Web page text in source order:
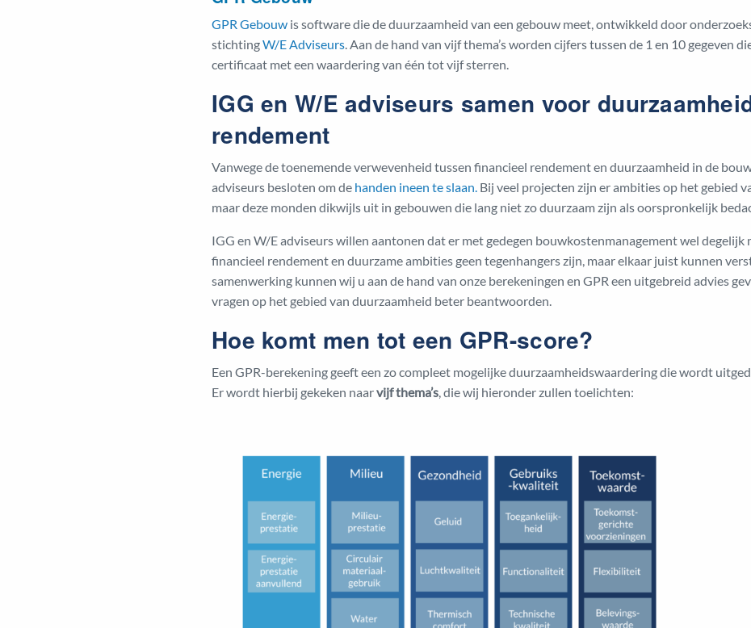
GPR Gebouw is software die de duurzaamheid van een gebouw meet, ontwikkeld door
stichtingW/E Adviseurs. Aan de hand van vijf thema’s worden cijfers tussen de 1 en 10 gegeven
certificaat met een waardering van één tot vijf sterren.
IGG en W/E adviseurs samen voor
rendement
Vanwege de toenemende verwevenheid tussen financieel rendement en duurzaamheid in de
adviseurs besloten om de handen ineen te slaan. Bij veel projecten zijn er ambities op het gebied
maar deze monden dikwijls uit in gebouwen die lang niet zo duurzaam zijn als oorspronkelijk
IGG en W/E adviseurs willen aantonen dat er met gedegen bouwkostenmanagement wel degelijk
financieel rendement en duurzame ambities geen tegenhangers zijn, maar elkaar juist kunnen
samenwerking kunnen wij u aan de hand van onze berekeningen en GPR een uitgebreid advies
vragen op het gebied van duurzaamheid beter beantwoorden.
Hoe komt men tot een GPR-score?
Een GPR-berekening geeft een zo compleet mogelijke duurzaamheidswaardering die wordt
Er wordt hierbij gekeken naarvijf thema’s, die wij hieronder zullen toelichten: